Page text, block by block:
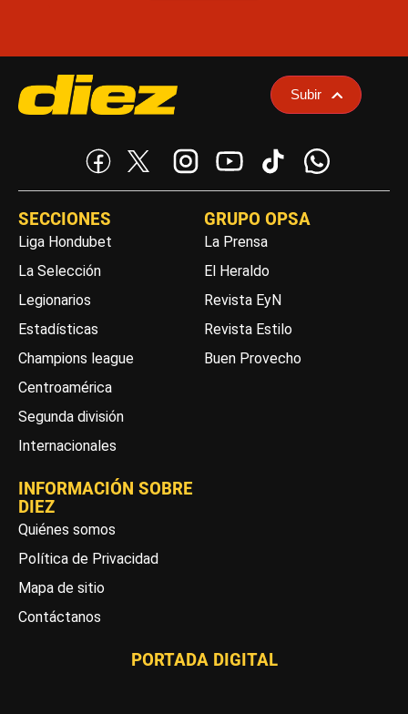
Subir
SECCIONES
Liga Hondubet
La Selección
Legionarios
Estadísticas
Champions league
Centroamérica
Segunda división
Internacionales
GRUPO OPSA
La Prensa
El Heraldo
Revista EyN
Revista Estilo
Buen Provecho
INFORMACIÓN SOBRE
DIEZ
Quiénes somos
Política de Privacidad
Mapa de sitio
Contáctanos
PORTADA DIGITAL